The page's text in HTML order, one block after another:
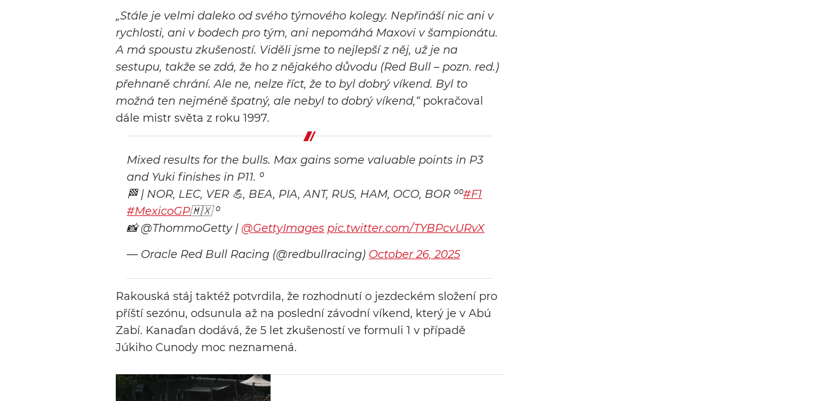
„Stále je velmi daleko od svého týmového kolegy. Nepřináší nic ani v
rychlosti, ani v bodech pro tým, ani nepomáhá Maxovi v šampionátu.
A má spoustu zkušeností. Viděli jsme to nejlepší z něj, už je na
sestupu, takže se zdá, že ho z nějakého důvodu (Red Bull – pozn. red.)
přehnaně chrání. Ale ne, nelze říct, že to byl dobrý víkend. Byl to
možná ten nejméně špatný, ale nebyl to dobrý víkend,“pokračoval
dále mistr světa z roku 1997.
Mixed results for the bulls. Max gains some valuable points in P3
and Yuki finishes in P11. ⁰
🏁 | NOR, LEC, VER 💪, BEA, PIA, ANT, RUS, HAM, OCO, BOR ⁰⁰#F1
#MexicoGP🇲🇽 ⁰
📸 @ThommoGetty |@GettyImages pic.twitter.com/TYBPcvURvX
— Oracle Red Bull Racing (@redbullracing) October 26, 2025
Rakouská stáj taktéž potvrdila, že rozhodnutí o jezdeckém složení pro
příští sezónu, odsunula až na poslední závodní víkend, který je v Abú
Zabí. Kanaďan dodává, že 5 let zkušeností ve formuli 1 v případě
Júkiho Cunody moc neznamená.